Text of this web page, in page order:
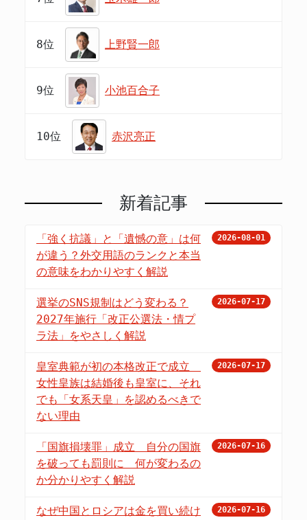
8位 上野賢一郎
9位 小池百合子
10位 赤沢亮正
新着記事
「強く抗議」と「遺憾の意」は何
が違う？外交用語のランクと本当
の意味をわかりやすく解説
2026-08-01
選挙のSNS規制はどう変わる？
2027年施行「改正公選法・情プ
ラ法」をやさしく解説
2026-07-17
皇室典範が初の本格改正で成立
女性皇族は結婚後も皇室に、それ
でも「女系天皇」を認めるべきで
ない理由
2026-07-17
「国旗損壊罪」成立 自分の国旗
を破っても罰則に 何が変わるの
か分かりやすく解説
2026-07-16
なぜ中国とロシアは金を買い続け
2026-07-16